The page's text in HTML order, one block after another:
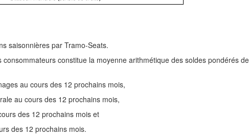
saisonnières par Tramo-Seats.
constitue la moyenne arithmétique des soldes pondérés
au cours des 12 prochains mois,
au cours des 12 prochains mois,
des 12 prochains mois et
des 12 prochains mois.